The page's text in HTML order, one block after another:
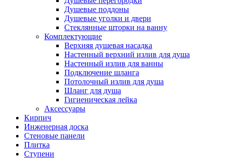
Душевые поддоны
Душевые уголки и двери
Стеклянные шторки на ванну
Комплектующие
Верхняя душевая насадка
Настенный верхний излив для душа
Настенный излив для ванны
Подключение шланга
Потолочный излив для душа
Шланг для душа
Гигиеническая лейка
Аксессуары
Кирпич
Инженерная доска
Стеновые панели
Плитка
Ступени